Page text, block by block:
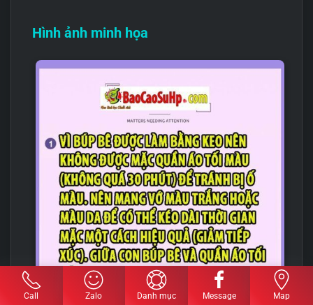
Hình ảnh minh họa
Call Zalo Danh mục Message Map